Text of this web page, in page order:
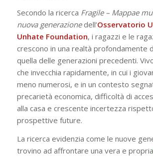
Secondo la ricerca Fragile – Mappae
nuova generazionedell’Osservatorio
Unhate Foundation, i ragazzi e le
crescono in una realtà profondamente
quella delle generazioni precedenti.
che invecchia rapidamente, in cui i
meno numerosi, e in un contesto
precarietà economica, difficoltà di
alla casa e crescente incertezza
prospettive future.
La ricerca evidenzia come le nuove
trovino ad affrontare una vera e propria